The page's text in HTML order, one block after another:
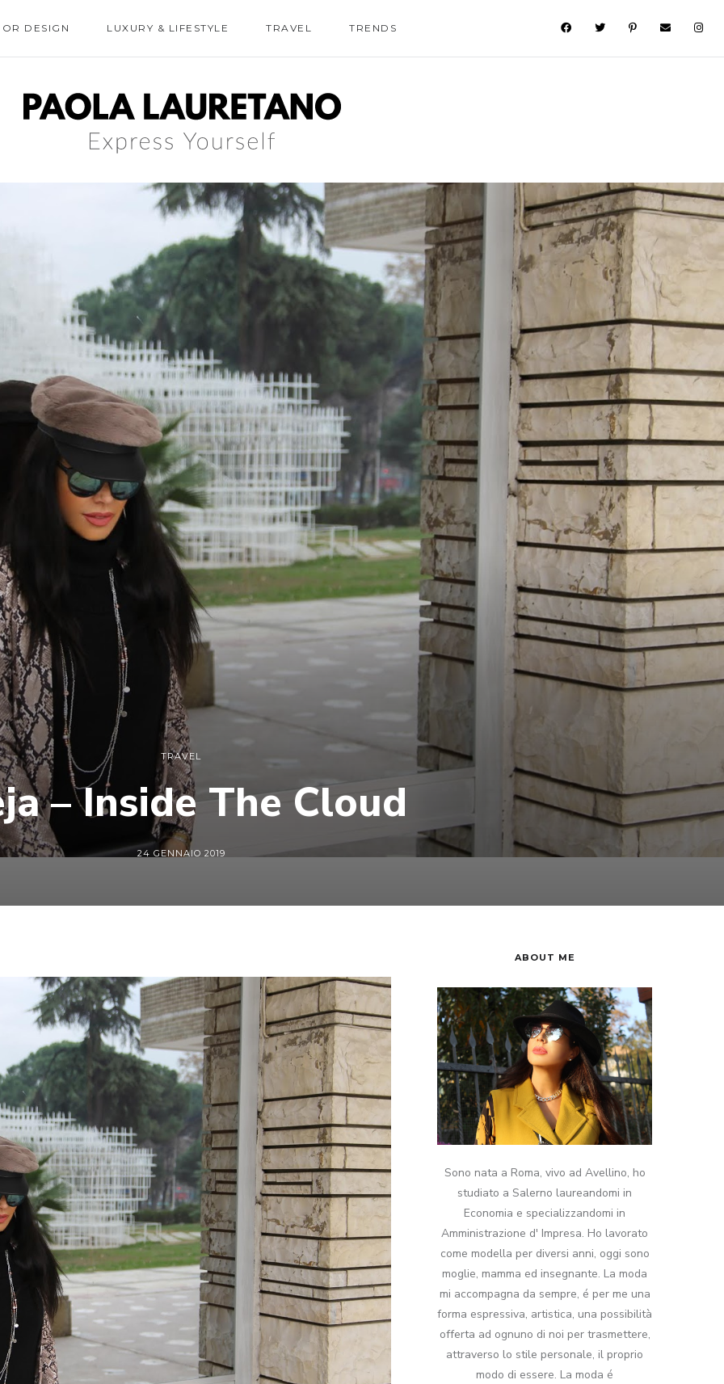
DESIGN LUXURY & LIFESTYLE TRAVEL TRENDS
TRAVEL
– Inside The Cloud
24 GENNAIO 2019
ABOUT ME
Sono nata a Roma, vivo ad Avellino, ho
studiato a Salerno laureandomi in
Economia e specializzandomi in
Amministrazione d' Impresa. Ho lavorato
come modella per diversi anni, oggi sono
moglie, mamma ed insegnante. La moda
mi accompagna da sempre, é per me una
forma espressiva, artistica, una possibilità
offerta ad ognuno di noi per trasmettere,
attraverso lo stile personale, il proprio
modo di essere. La moda é